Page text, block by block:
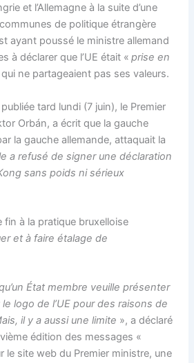
et l’Allemagne à la suite d’une
de politique étrangère
ayant poussé le ministre allemand
à déclarer que l’UE était «prise en
ne partageaient pas ses valeurs.
tard lundi (7 juin), le Premier
Orbán, a écrit que la gauche
la gauche allemande, attaquait la
a refusé de signer une déclaration
sans poids ni sérieux
fin à la pratique bruxelloise
et à faire étalage de
État membre veuille présenter
logo de l’UE pour des raisons de
il y a aussi une limite », a déclaré
édition des messages «
le site web du Premier ministre, une